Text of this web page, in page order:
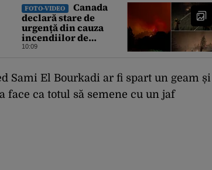
FOTO-VIDEO
Canada
declară stare de
urgență din cauza
incendiilor de
vegetație. Peste 20.000
10:09
Sami El Bourkadi ar fi spart un geam și
ca totul să semene cu un jaf